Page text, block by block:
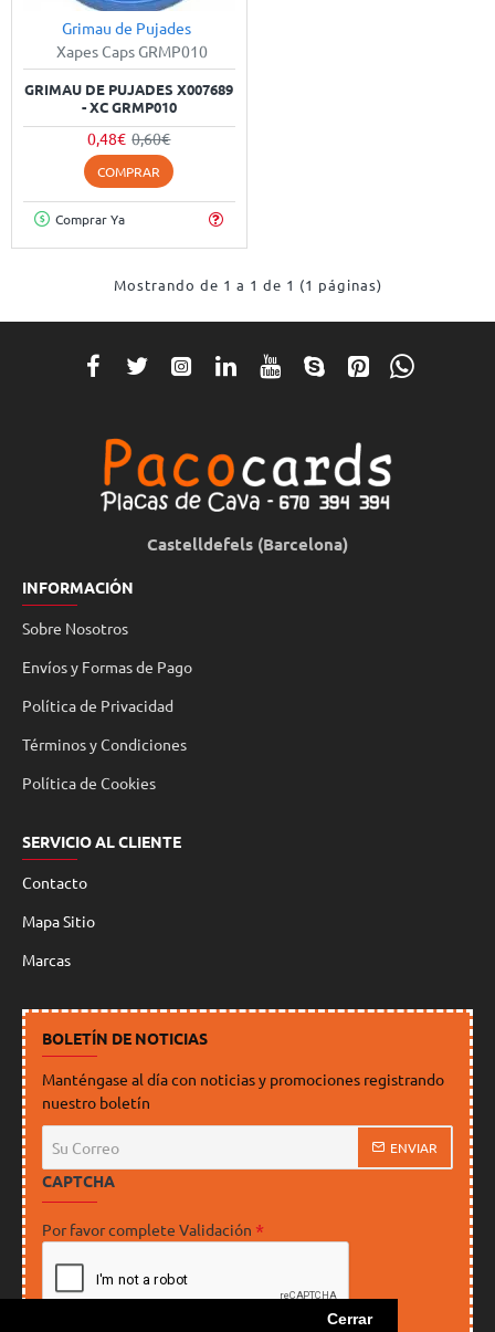
Cerrar
-20%
Grimau de Pujades
Xapes Caps GRMP010
GRIMAU DE PUJADES X007689
- XC GRMP010
0,48€ 0,60€
COMPRAR
Comprar Ya
Mostrando de 1 a 1 de 1 (1 páginas)
Castelldefels (Barcelona)
INFORMACIÓN
Sobre Nosotros
Envíos y Formas de Pago
Política de Privacidad
Términos y Condiciones
Política de Cookies
SERVICIO AL CLIENTE
Contacto
Mapa Sitio
Marcas
BOLETÍN DE NOTICIAS
Manténgase al día con noticias y promociones registrando
nuestro boletín
Correo
ENVIAR
CAPTCHA
Por favor complete Validación